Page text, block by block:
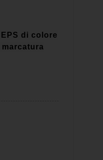
di colore